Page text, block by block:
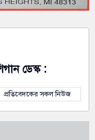
ডেস্ক :
প্রতিবেদকের সকল নিউজ